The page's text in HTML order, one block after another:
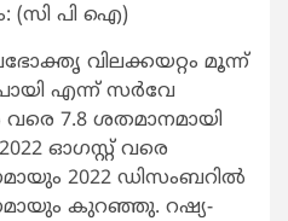
(സി പി ഐ)
വിലക്കയറ്റം മൂന്ന്
എന്ന് സർവേ
7.8 ശതമാനമായി
ഓഗസ്റ്റ് വരെ
2022 ഡിസംബറിൽ
കുറഞ്ഞു. റഷ്യ-